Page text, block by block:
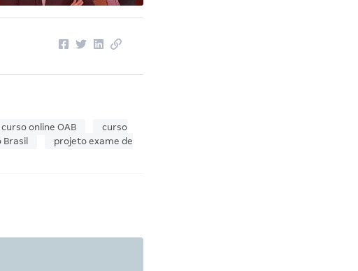
curso online OAB
curso
projeto exame de